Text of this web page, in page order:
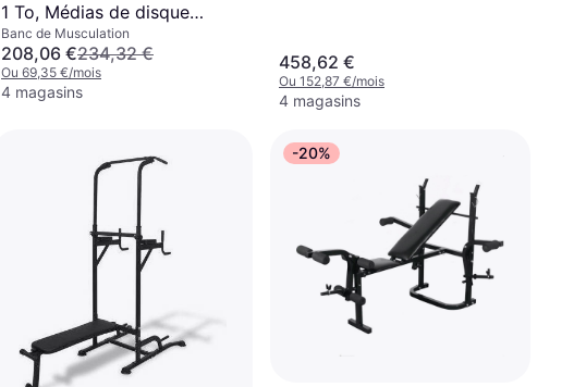
1 To, Médias de disque
amovible
Banc de Musculation
208,06 €234,32 €
Ou 69,35 €/mois
4 magasins
458,62 €
Ou 152,87 €/mois
4 magasins
-20%